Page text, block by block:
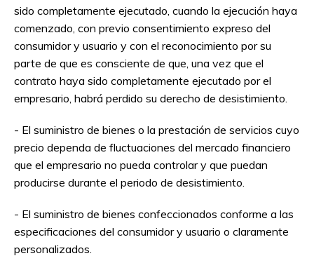
sido completamente ejecutado, cuando la ejecución haya
comenzado, con previo consentimiento expreso del
consumidor y usuario y con el reconocimiento por su
parte de que es consciente de que, una vez que el
contrato haya sido completamente ejecutado por el
empresario, habrá perdido su derecho de desistimiento.
- El suministro de bienes o la prestación de servicios cuyo
precio dependa de fluctuaciones del mercado financiero
que el empresario no pueda controlar y que puedan
producirse durante el periodo de desistimiento.
- El suministro de bienes confeccionados conforme a las
especificaciones del consumidor y usuario o claramente
personalizados.